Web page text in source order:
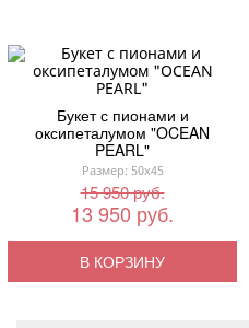
Букет с пионами и
оксипеталумом "OCEAN
PEARL"
Размер: 50x45
15 950 руб.
13 950 руб.
В КОРЗИНУ